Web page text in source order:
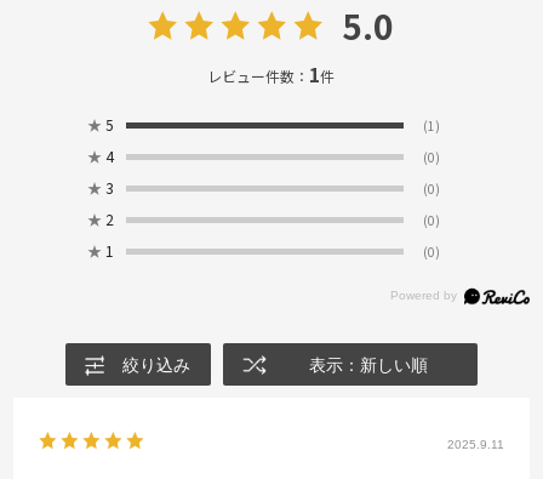
5.0
レビュー件数： 1件
★ 5 (1)
★ 4 (0)
★ 3 (0)
★ 2 (0)
★ 1 (0)
絞り込み 表示：新しい順
2025.9.11